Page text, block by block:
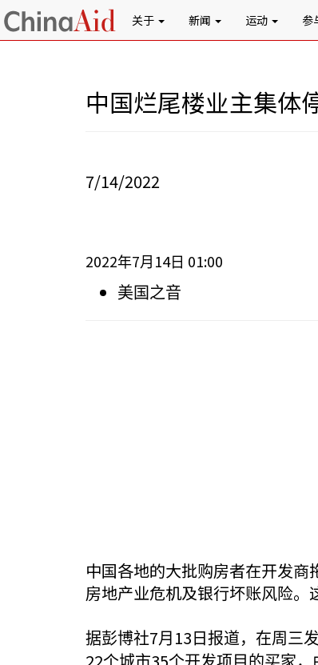
关于 新闻 运动 参
中国烂尾楼业主集体
7/14/2022
2022年7月 14日 01:00
美国之音
中国各地的大批购房者在开发
房地产业危机及银行坏账风险。
据彭博社7月 13 日报道，在周三